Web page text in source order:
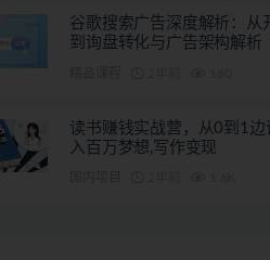
谷歌搜索广告深度解析：从
到询盘转化与广告架构解析
读书赚钱实战营，从0到1
入百万梦想,写作变现